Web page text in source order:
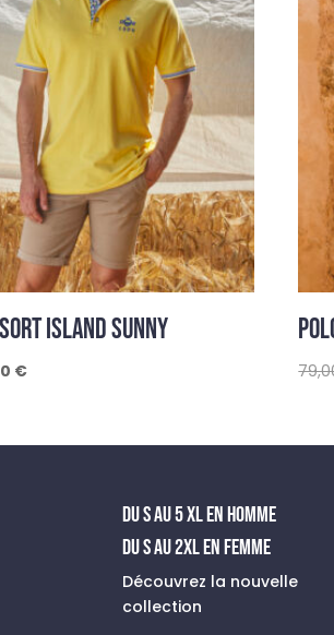
ISLAND SUNNY
€Le
est :
du s au 5 xl en homme
Du S au 2XL en FEMME
Découvrez la nouvelle
collection